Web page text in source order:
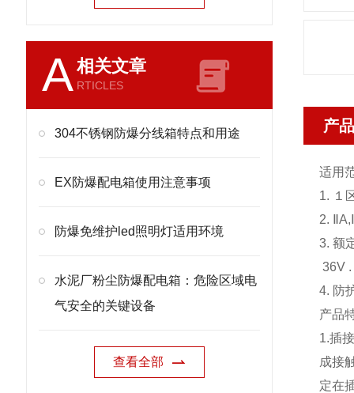
A相关文章
RTICLES
304不锈钢防爆分线箱特点和用途
EX防爆配电箱使用注意事项
防爆免维护led照明灯适用环境
水泥厂粉尘防爆配电箱：危险区域电
气安全的关键设备
查看全部
产
适用
1. １
2.
3. 额
36V
4. 防
产品
1.插
成接
定在